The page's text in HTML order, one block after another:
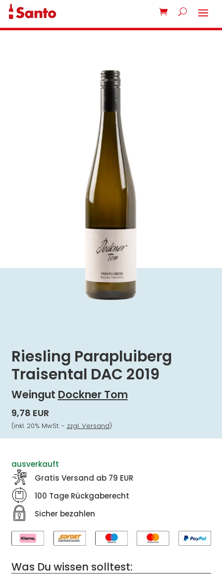
Riesling Parapluiberg
Traisental DAC 2019
Weingut Dockner Tom
9,78 EUR
(inkl. 20% MwSt. - zzgl. Versand)
ausverkauft
Gratis Versand ab 79 EUR
100 Tage Rückgaberecht
Sicher bezahlen
Was Du wissen solltest: